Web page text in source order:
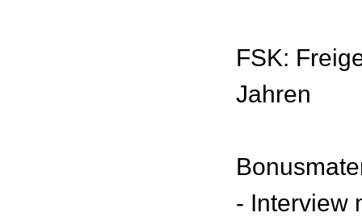
FSK:
Jahren
- Interview